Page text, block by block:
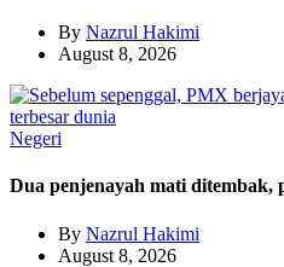
By Nazrul Hakimi
August 8, 2026
Negeri
Dua penjenayah mati ditembak,
By Nazrul Hakimi
August 8, 2026